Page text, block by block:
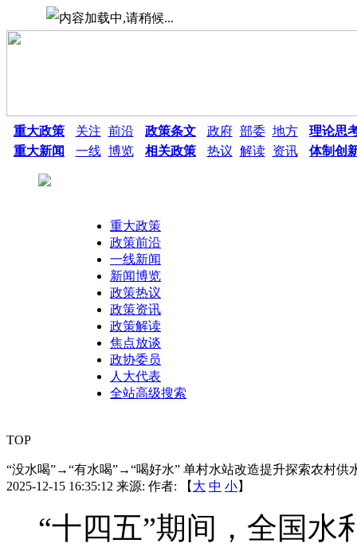
重大政策 关注 前沿 政策条文 政府 部委 地方
理论思
重大新闻
一线 博览 相关政策 热议 解读 资讯 体制创
重大政策
政策前沿
一线新闻
新闻博览
政策热议
政策资讯
政策解读
焦点放谈
政协委员
人大代表
全站高级搜索
TOP
“没水喝”→“有水喝”→“喝好水” 单村水站改造提升探索农村供
2025-12-15 16:35:12 来源: 作者: 【 大 中 小】
“十四五”期间，全国水